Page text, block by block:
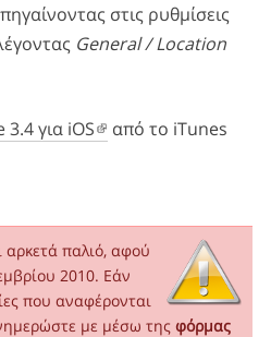
στις ρυθμίσεις
General / Location
για iOS από το iTunes
παλιό, αφού
2010. Εάν
που αναφέρονται
με μέσω της φόρμας